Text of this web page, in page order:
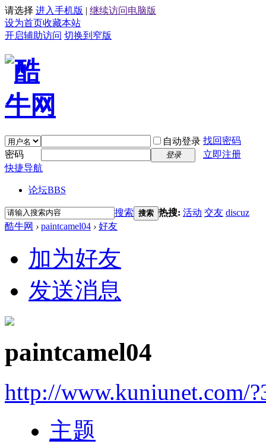
请选择 进入手机版 | 继续访问电脑版
设为首页收藏本站
开启辅助访问 切换到窄版
自动登录 找回密码
密码
登录
立即注册
快捷导航
论坛BBS
搜索 搜索 热搜: 活动 交友 discuz
酷牛网 › paintcamel04 › 好友
加为好友
发送消息
paintcamel04
http://www.kuniunet.com/
主题